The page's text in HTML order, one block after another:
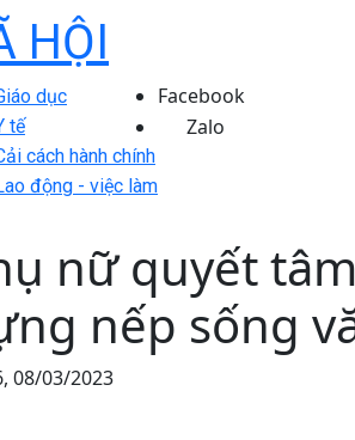
HỘI
dục
tế
cách hành chính
động - việc làm
Facebook
Zalo
nữ quyết
nếp sống
08/03/2023